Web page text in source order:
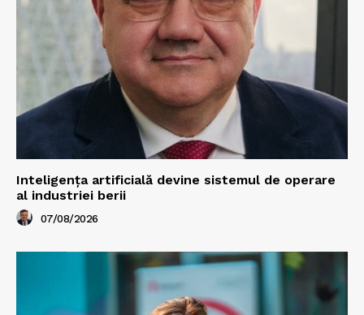
Inteligența artificială devine sistemul de operare
al industriei berii
07/08/2026